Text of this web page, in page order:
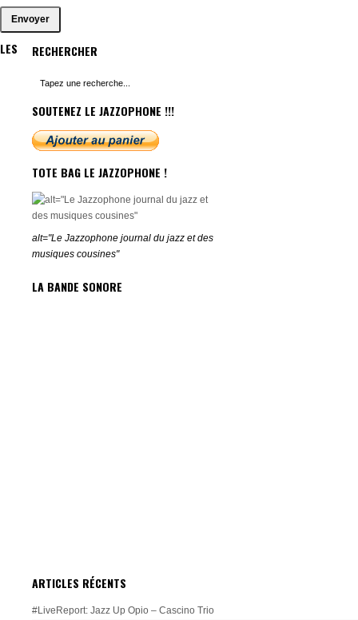
RECHERCHER
SOUTENEZ LE JAZZOPHONE !!!
TOTE BAG LE JAZZOPHONE !
alt="Le Jazzophone journal du jazz et des
musiques cousines"
LA BANDE SONORE
ARTICLES RÉCENTS
#LiveReport: Jazz Up Opio – Cascino Trio
LES